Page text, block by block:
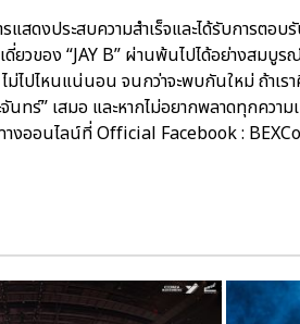
แสดงประสบความสำเร็จและได้รับการตอ
ดี่ยวของ “JAY B” ผ่านพ้นไปได้อย่างสม
ม่ไปไหนแน่นอน จนกว่าจะพบกันใหม่ ถ้าเ
จันทร์” เสมอ และหากไม่อยากพลาดทุกคว
างออนไลน์ที่ Official Facebook :